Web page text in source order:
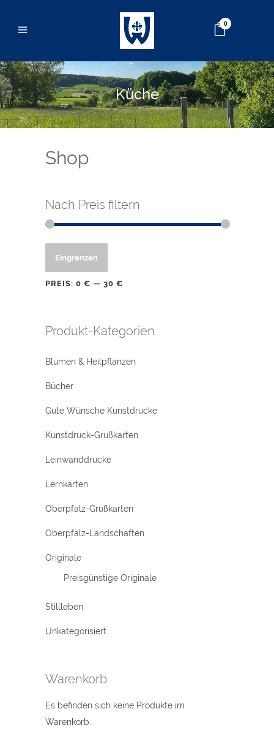
0
Küche
Shop
Nach Preis filtern
Eingrenzen
PREIS: 0 € — 30 €
Produkt-Kategorien
Blumen & Heilpflanzen
Bücher
Gute Wünsche Kunstdrucke
Kunstdruck-Grußkarten
Leinwanddrucke
Lernkarten
Oberpfalz-Grußkarten
Oberpfalz-Landschaften
Originale
Preisgünstige Originale
Stillleben
Unkategorisiert
Warenkorb
Es befinden sich keine Produkte im
Warenkorb.